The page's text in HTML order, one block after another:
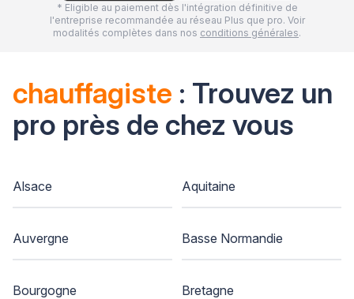
* Eligible au paiement dès l'intégration définitive de
l'entreprise recommandée au réseau Plus que pro. Voir
modalités complètes dans nos conditions générales.
chauffagiste : Trouvez un
pro près de chez vous
Alsace Aquitaine
Auvergne Basse Normandie
Bourgogne Bretagne